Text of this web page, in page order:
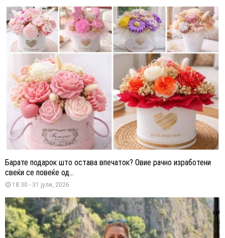
Барате подарок што остава впечаток? Овие рачно изработени
свеќи се повеќе од...
18:30 - 31 јули, 2026